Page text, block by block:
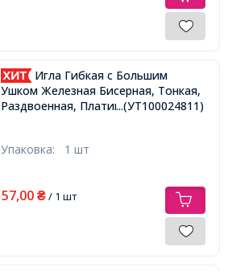
Игла Гибкая с Большим
Ушком Железная Бисерная, Тонкая,
Раздвоенная, Платина, 88x0.3мм,
...(УТ100024811)
Упаковка: 1 шт
57,00 ₴/ 1 шт